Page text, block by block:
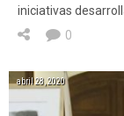
iniciativas
0
abril 28, 2020